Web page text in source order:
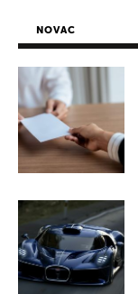
NOVAC